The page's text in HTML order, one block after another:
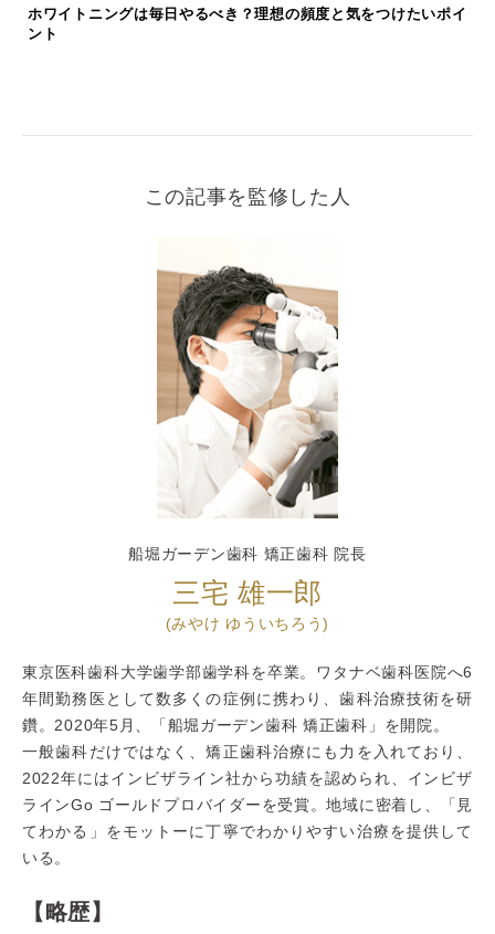
ホワイトニングは毎日やるべき？理想の頻度と気をつけたいポイ
ント
この記事を監修した人
船堀ガーデン歯科 矯正歯科 院長
三宅 雄一郎
(みやけ ゆういちろう)
東京医科歯科大学歯学部歯学科を卒業。ワタナベ歯科医院へ6
年間勤務医として数多くの症例に携わり、歯科治療技術を研
鑽。2020年5月、「船堀ガーデン歯科 矯正歯科」を開院。
一般歯科だけではなく、矯正歯科治療にも力を入れており、
2022年にはインビザライン社から功績を認められ、インビザ
ラインGo ゴールドプロバイダーを受賞。地域に密着し、「見
てわかる」をモットーに丁寧でわかりやすい治療を提供して
いる。
【略歴】